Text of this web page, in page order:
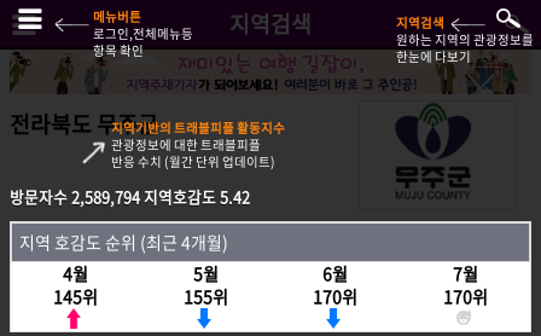
지역검색
전라북도 무주군
방문자수2,589,794지역호감도5.42
지역호감도 순위 (최근 4개월)
4월
145위
5월
155위
6월
170위
7월
170위
방문자수2,589,794지역호감도5.42
지역 호감도 순위 (최근 4개월)
4월
145위
5월
155위
6월
170위
7월
170위
메뉴버튼
로그인,전체메뉴등
항목 확인
지역검색
원하는 지역의 관광정보를
한눈에 다보기
지역기반의 트래블피플 활동지수
관광정보에 대한 트래블피플
반응 수치 (월간 단위 업데이트)